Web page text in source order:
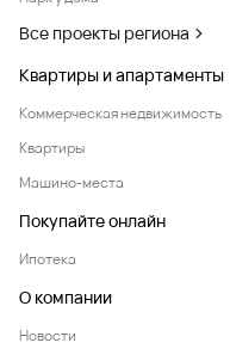
Все проекты региона
Квартиры и апартаменты
Коммерческая недвижимость
Квартиры
Машино-места
Покупайте онлайн
Ипотека
О компании
Новости